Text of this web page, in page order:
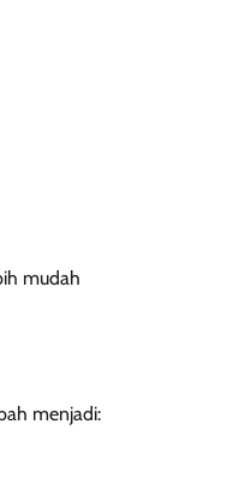
mudah
menjadi: